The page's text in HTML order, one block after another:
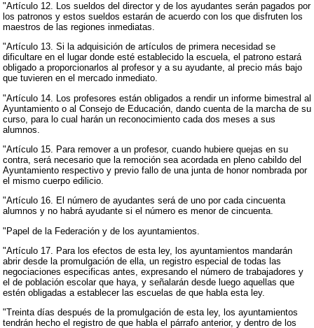
"Artículo 12. Los sueldos del director y de los ayudantes serán pagados por
los patronos y estos sueldos estarán de acuerdo con los que disfruten los
maestros de las regiones inmediatas.
"Artículo 13. Si la adquisición de artículos de primera necesidad se
dificultare en el lugar donde esté establecido la escuela, el patrono estará
obligado a proporcionarlos al profesor y a su ayudante, al precio más bajo
que tuvieren en el mercado inmediato.
"Artículo 14. Los profesores están obligados a rendir un informe bimestral al
Ayuntamiento o al Consejo de Educación, dando cuenta de la marcha de su
curso, para lo cual harán un reconocimiento cada dos meses a sus
alumnos.
"Artículo 15. Para remover a un profesor, cuando hubiere quejas en su
contra, será necesario que la remoción sea acordada en pleno cabildo del
Ayuntamiento respectivo y previo fallo de una junta de honor nombrada por
el mismo cuerpo edilicio.
"Artículo 16. El número de ayudantes será de uno por cada cincuenta
alumnos y no habrá ayudante si el número es menor de cincuenta.
"Papel de la Federación y de los ayuntamientos.
"Artículo 17. Para los efectos de esta ley, los ayuntamientos mandarán
abrir desde la promulgación de ella, un registro especial de todas las
negociaciones especificas antes, expresando el número de trabajadores y
el de población escolar que haya, y señalarán desde luego aquellas que
estén obligadas a establecer las escuelas de que habla esta ley.
"Treinta días después de la promulgación de esta ley, los ayuntamientos
tendrán hecho el registro de que habla el párrafo anterior, y dentro de los